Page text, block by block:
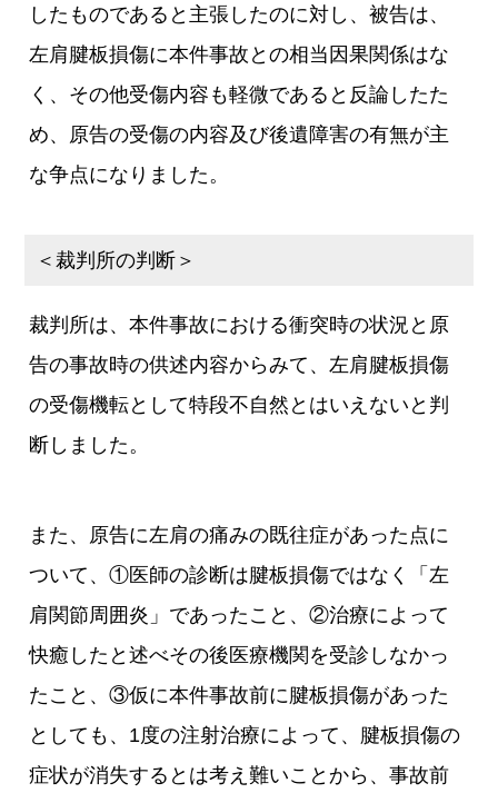
したものであると主張したのに対し、被告は、
左肩腱板損傷に本件事故との相当因果関係はな
く、その他受傷内容も軽微であると反論したた
め、原告の受傷の内容及び後遺障害の有無が主
な争点になりました。
＜裁判所の判断＞
裁判所は、本件事故における衝突時の状況と原
告の事故時の供述内容からみて、左肩腱板損傷
の受傷機転として特段不自然とはいえないと判
断しました。
また、原告に左肩の痛みの既往症があった点に
ついて、①医師の診断は腱板損傷ではなく「左
肩関節周囲炎」であったこと、②治療によって
快癒したと述べその後医療機関を受診しなかっ
たこと、③仮に本件事故前に腱板損傷があった
としても、1度の注射治療によって、腱板損傷の
症状が消失するとは考え難いことから、事故前